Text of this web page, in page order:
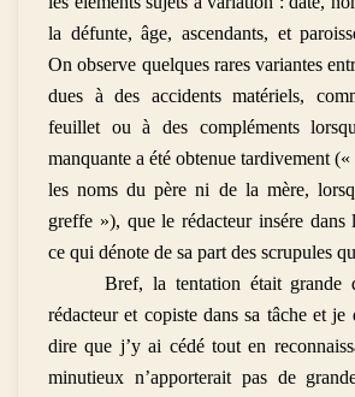
la défunte, âge, ascendants, et
On observe quelques rares variantes
dues à des accidents matériels,
feuillet ou à des compléments
manquante a été obtenue tardivement («
les noms du père ni de la mère,
greffe »), que le rédacteur insére dans
ce qui dénote de sa part des scrupules
Bref, la tentation était grande
rédacteur et copiste dans sa tâche et
dire que j’y ai cédé tout en
minutieux n’apporterait pas de